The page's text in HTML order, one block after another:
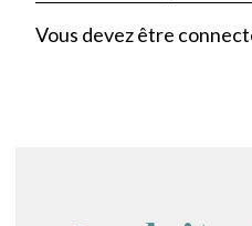
Vous devez être